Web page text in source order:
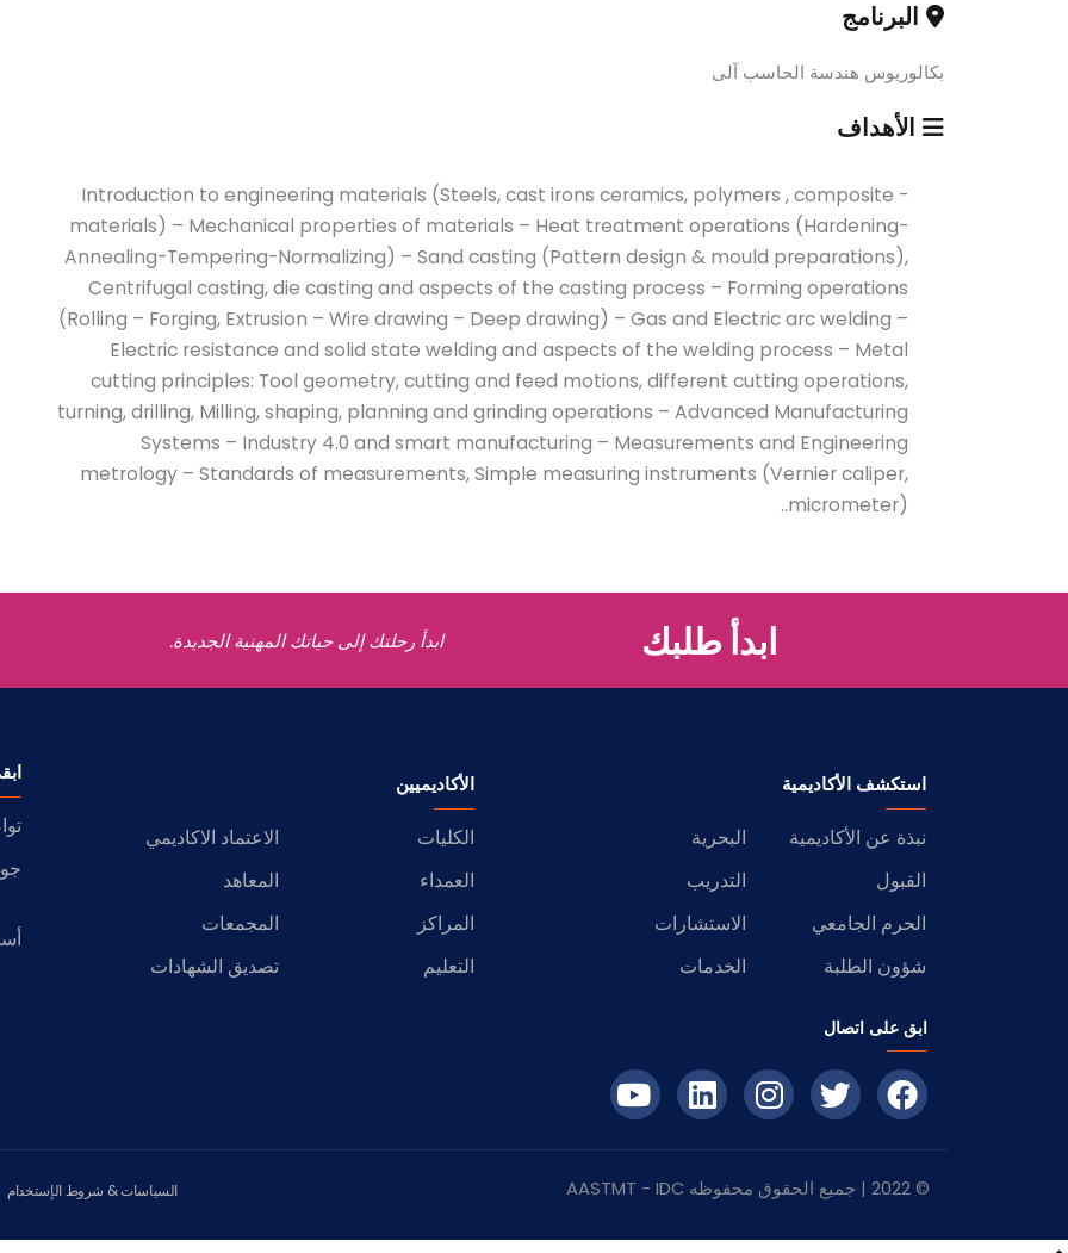
البرنامج
بكالوريوس هندسة الحاسب آلى
الأهداف
- Introduction to engineering materials (Steels, cast irons ceramics, polymers , composite
materials) – Mechanical properties of materials – Heat treatment operations (Hardening-
Annealing-Tempering-Normalizing) – Sand casting (Pattern design & mould preparations),
Centrifugal casting, die casting and aspects of the casting process – Forming operations
(Rolling – Forging, Extrusion – Wire drawing – Deep drawing) – Gas and Electric arc welding –
Electric resistance and solid state welding and aspects of the welding process – Metal
cutting principles: Tool geometry, cutting and feed motions, different cutting operations,
turning, drilling, Milling, shaping, planning and grinding operations – Advanced Manufacturing
Systems – Industry 4.0 and smart manufacturing – Measurements and Engineering
metrology – Standards of measurements, Simple measuring instruments (Vernier caliper,
micrometer)..
ابدأ طلبك ابدأ رحلتك إلى حياتك المهنية الجديدة.
استكشف الأكاديمية
نبذة عن الأكاديمية
البحرية
القبول
التدريب
الحرم الجامعي
الاستشارات
شؤون الطلبة
الخدمات
الأكاديميين
الكليات
الاعتماد الاكاديمي
العمداء
المعاهد
المراكز
المجمعات
التعليم
تصديق الشهادات
ابق على اتصال
© 2022 | جميع الحقوق محفوظه IDC
- AASTMT السياسات & شروط الإستخدام